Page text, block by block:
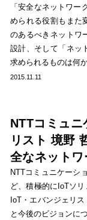
「安全なネットワ
められる役割もまた
のあるべきネットワ
設計、そして「ネッ
求められるものは何
2015.11.11
NTTコミュ
リスト 境野
全なネット
NTTコミュニケーシ
ど、積極的にIoTソ
IoT・エバンジェリ
と今後のビジョンに